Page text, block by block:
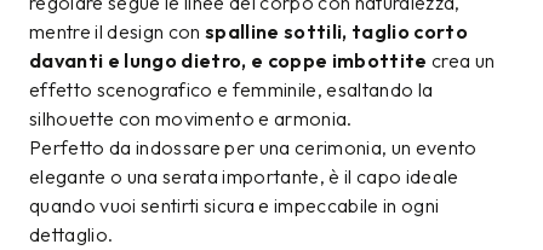
mentre il design conspalline sottili, taglio corto
davanti e lungo dietro, e coppe imbottite crea un
effetto scenografico e femminile, esaltando la
silhouette con movimento e armonia.
Perfetto da indossare per una cerimonia, un evento
elegante o una serata importante, è il capo ideale
quando vuoi sentirti sicura e impeccabile in ogni
dettaglio.